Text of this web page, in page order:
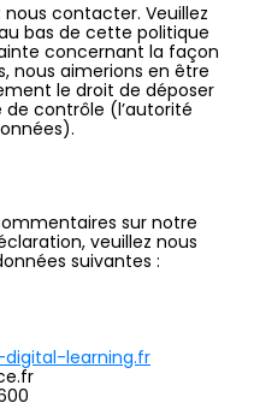
nous contacter. Veuillez
bas de cette politique
concernant la façon
nous aimerions en être
le droit de déposer
de contrôle (l’autorité
sur notre
veuillez nous
suivantes :
learning.fr